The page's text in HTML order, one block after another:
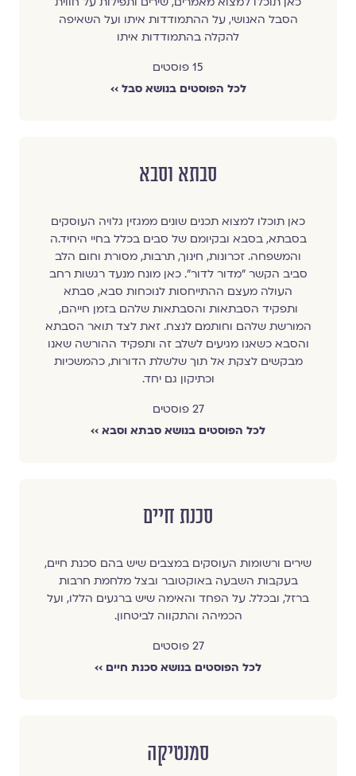
הסבל האנושי, על ההתמודדות איתו ועל השאיפה
להקלה בהתמודדות איתו
15 פוסטים
לכל הפוסטים בנושא סבל ››
סבתא וסבא
כאן תוכלו למצוא תכנים שונים ממגזין גלויה העוסקים
בסבתא, בסבא ובקיומם של סבים בכלל בחיי היחיד.ה
והמשפחה. זכרונות, חינוך, תרבות, מסורת וחום הלב
סביב הקשר ״מדור לדור״. כאן מונח מנעד רגשות רחב
העולה מעצם ההתייחסות לנוכחות סבא, סבתא
ותפקיד הסבתאות והסבתאות שלהם בזמן חייהם,
המורשת שלהם וחותמם לנצח. זאת לצד תואר הסבתא
והסבא כשאנו מגיעים לשלב זה ותפקיד ההורשה שאנו
מבקשים לצקת אל תוך שלשלת הדורות, כהמשכיות
וכתיקון גם יחד.
27 פוסטים
לכל הפוסטים בנושא סבתא וסבא ››
סכנת חיים
שירים ורשומות העוסקים במצבים שיש בהם סכנת חיים,
בעקבות השבעה באוקטובר ובצל מלחמת חרבות
ברזל, ובכלל. על הפחד והאימה שיש ברגעים הללו, ועל
הכמיהה והתקווה לביטחון.
27 פוסטים
לכל הפוסטים בנושא סכנת חיים ››
סמנטיקה